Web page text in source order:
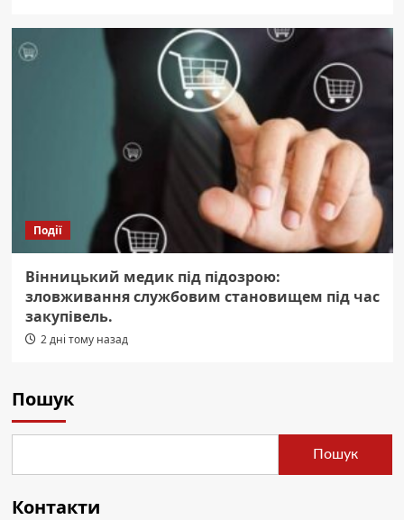
Події
Вінницький медик під підозрою:
зловживання службовим становищем під час
закупівель.
2 дні тому назад
Пошук
Пошук
Контакти